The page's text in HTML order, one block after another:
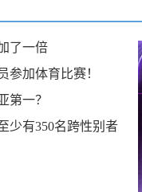
了一倍
参加体育比赛！
第一？
少有350名跨性别者